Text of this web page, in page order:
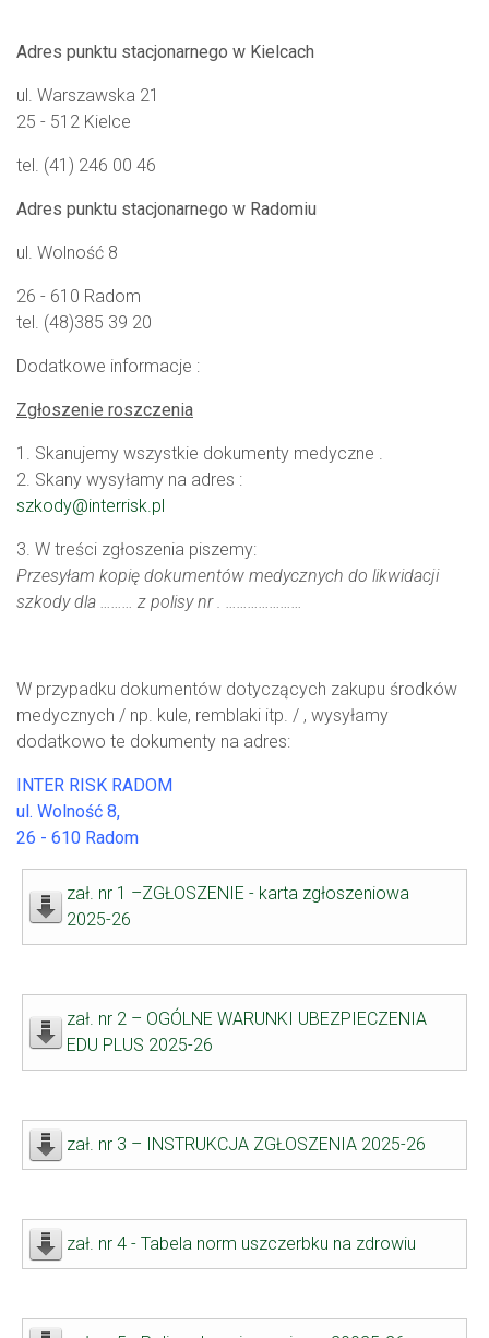
Adres punktu stacjonarnego w Kielcach
ul. Warszawska 21
25 - 512 Kielce
tel. (41) 246 00 46
Adres punktu stacjonarnego w Radomiu
ul. Wolność 8
26 - 610 Radom
tel. (48)385 39 20
Dodatkowe informacje :
Zgłoszenie roszczenia
1. Skanujemy wszystkie dokumenty medyczne .
2. Skany wysyłamy na adres :
szkody@interrisk.pl
3. W treści zgłoszenia piszemy:
Przesyłam kopię dokumentów medycznych do likwidacji
szkody dla ……… z polisy nr . …………………
W przypadku dokumentów dotyczących zakupu środków
medycznych / np. kule, remblaki itp. / , wysyłamy
dodatkowo te dokumenty na adres:
INTER RISK RADOM
ul. Wolność 8,
26 - 610 Radom
zał. nr 1 –ZGŁOSZENIE - karta zgłoszeniowa
2025-26
zał. nr 2 – OGÓLNE WARUNKI UBEZPIECZENIA
EDU PLUS 2025-26
zał. nr 3 – INSTRUKCJA ZGŁOSZENIA 2025-26
zał. nr 4 - Tabela norm uszczerbku na zdrowiu